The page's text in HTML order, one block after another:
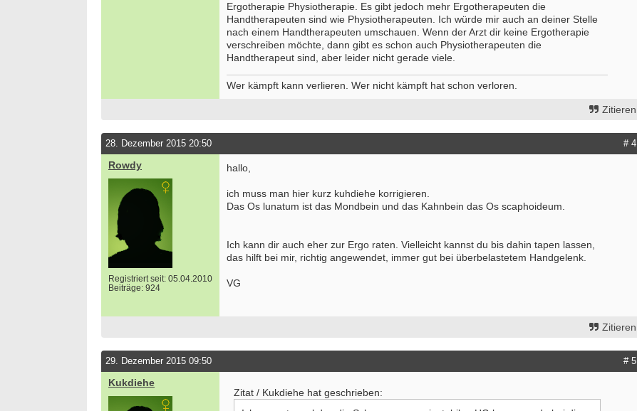
Ergotherapie Physiotherapie. Es gibt jedoch mehr Ergotherapeuten die
Handtherapeuten sind wie Physiotherapeuten. Ich würde mir auch an deiner Stelle
nach einem Handtherapeuten umschauen. Wenn der Arzt dir keine Ergotherapie
verschreiben möchte, dann gibt es schon auch Physiotherapeuten die
Handtherapeut sind, aber leider nicht gerade viele.
Wer kämpft kann verlieren. Wer nicht kämpft hat schon verloren.
Zitieren
28. Dezember 2015 20:50 # 4
Rowdy
Registriert seit: 05.04.2010
Beiträge: 924
hallo,
ich muss man hier kurz kuhdiehe korrigieren.
Das Os lunatum ist das Mondbein und das Kahnbein das Os scaphoideum.
Ich kann dir auch eher zur Ergo raten. Vielleicht kannst du bis dahin tapen lassen,
das hilft bei mir, richtig angewendet, immer gut bei überbelastetem Handgelenk.
VG
Zitieren
29. Dezember 2015 09:50 # 5
Kukdiehe
Zitat / Kukdiehe hat geschrieben: